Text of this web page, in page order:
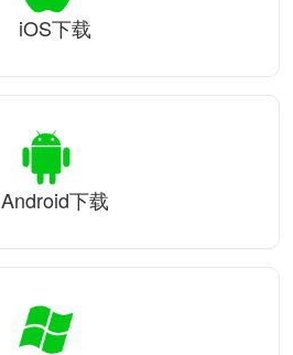
iOS下载
Android下载